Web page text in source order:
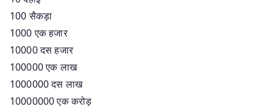
100 सैकड़ा
1000 एक हजार
10000 दस हजार
100000 एक लाख
1000000 दस लाख
10000000 एक करोड़